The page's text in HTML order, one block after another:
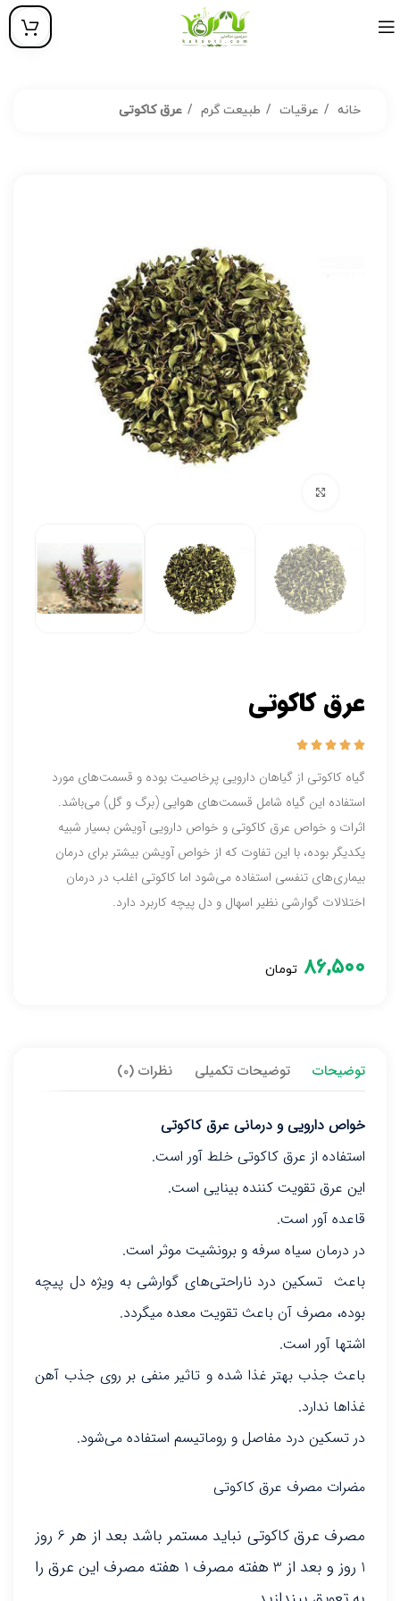
خانه عرقیات طبیعت گرم عرق کاکوتی
عرق کاکوتی





گیاه کاکوتی از گیاهان دارویی پرخاصیت بوده و قسمت‌های مورد
استفاده این گیاه شامل قسمت‌های هوایی (برگ و گل) می‌باشد.
اثرات و خواص عرق کاکوتی و خواص دارویی آویشن بسیار شبیه
یکدیگر بوده، با این تفاوت که از خواص آویشن بیشتر برای درمان
بیماری‌های تنفسی استفاده می‌شود اما کاکوتی اغلب در درمان
اختلالات گوارشی نظیر اسهال و دل پیچه کاربرد دارد.
۸۶,۵۰۰ تومان
توضیحات توضیحات تکمیلی نظرات (0)
خواص دارویی و درمانی عرق کاکوتی
استفاده از عرق کاکوتی خلط آور است.
این عرق تقویت کننده بینایی است.
قاعده آور است.
در درمان سیاه سرفه و برونشیت موثر است.
باعث تسکین درد ناراحتی‌های گوارشی به ویژه دل پیچه
بوده، مصرف آن باعث تقویت معده میگردد.
اشتها آور است.
باعث جذب بهتر غذا شده و تاثیر منفی بر روی جذب آهن
غذاها ندارد.
در تسکین درد مفاصل و روماتیسم استفاده می‌شود.
مضرات مصرف عرق کاکوتی
مصرف عرق کاکوتی نباید مستمر باشد بعد از هر 6 روز
1 روز و بعد از 3 هفته مصرف 1 هفته مصرف این عرق را